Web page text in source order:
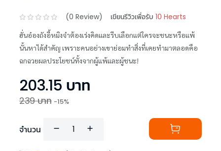
(0 Review) เขียนรีวิวเพื่อรับ 10 Hearts
ฮั่นอ๋องถังอี้หมิงจำต้องเร่งคิดและรีบเลือกแต่ใครจะชนะหรือแพ้
นั้นหาได้สำคัญ เพราะคนอย่างเขาย่อมทำสิ่งที่เคยทำมาตลอดคือ
ฉกฉวยผลประโยชน์ทั้งจากผู้แพ้และผู้ชนะ!
203.15 บาท
239บาท -15%
จำนวน